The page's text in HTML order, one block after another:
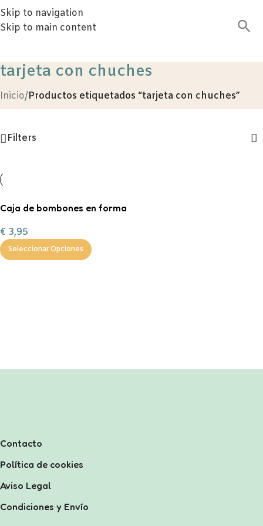
Skip to navigation
Skip to main content
tarjeta con chuches
Inicio/Productos etiquetados “tarjeta con chuches”
Filters
Caja de bombones en forma
€ 3,95
Seleccionar Opciones
Contacto
Política de cookies
Aviso Legal
Condiciones y Envío